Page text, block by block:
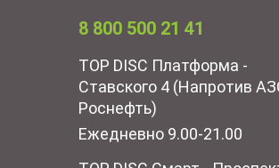
8 800 500 21 41
TOP DISC Платформа -
Ставского 4 (Напротив
Роснефть)
Ежедневно 9.00-21.00